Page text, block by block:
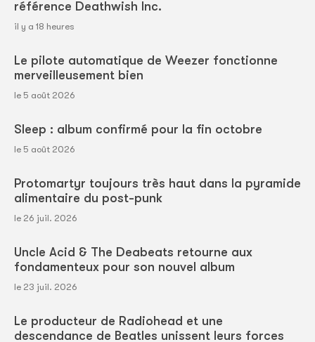
référence Deathwish Inc.
il y a 18 heures
Le pilote automatique de Weezer fonctionne
merveilleusement bien
le 5 août 2026
Sleep : album confirmé pour la fin octobre
le 5 août 2026
Protomartyr toujours très haut dans la pyramide
alimentaire du post-punk
le 26 juil. 2026
Uncle Acid & The Deabeats retourne aux
fondamenteux pour son nouvel album
le 23 juil. 2026
Le producteur de Radiohead et une
descendance de Beatles unissent leurs forces